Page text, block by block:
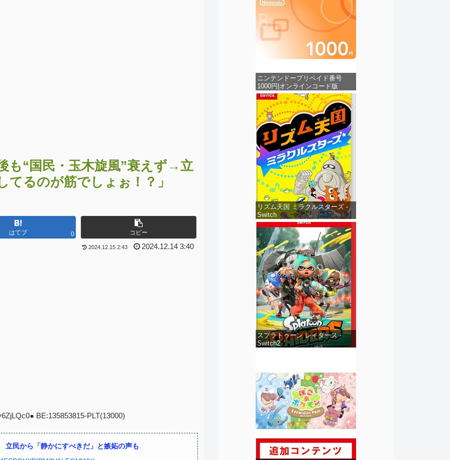
も“国民・玉木旋風”衰えず→立
てるのが筋でしょぉ！？」
はてブ 0 コピー
2024.12.15 2:43 2024.12.14 3:40
BE:135853815-PLT(13000)
民から「静かにすべきだ」と嫉妬の声も
ニンテンドープリペイド番号
1000円|オンラインコード版
リズム天国 ミラクルスターズ -
Switch
スプラトゥーン レイダース -
Switch2